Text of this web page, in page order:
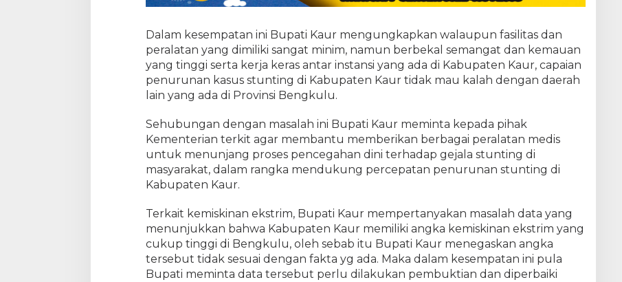
Dalam kesempatan ini Bupati Kaur mengungkapkan walaupun fasilitas dan
peralatan yang dimiliki sangat minim, namun berbekal semangat dan kemauan
yang tinggi serta kerja keras antar instansi yang ada di Kabupaten Kaur, capaian
penurunan kasus stunting di Kabupaten Kaur tidak mau kalah dengan daerah
lain yang ada di Provinsi Bengkulu.
Sehubungan dengan masalah ini Bupati Kaur meminta kepada pihak
Kementerian terkit agar membantu memberikan berbagai peralatan medis
untuk menunjang proses pencegahan dini terhadap gejala stunting di
masyarakat, dalam rangka mendukung percepatan penurunan stunting di
Kabupaten Kaur.
Terkait kemiskinan ekstrim, Bupati Kaur mempertanyakan masalah data yang
menunjukkan bahwa Kabupaten Kaur memiliki angka kemiskinan ekstrim yang
cukup tinggi di Bengkulu, oleh sebab itu Bupati Kaur menegaskan angka
tersebut tidak sesuai dengan fakta yg ada. Maka dalam kesempatan ini pula
Bupati meminta data tersebut perlu dilakukan pembuktian dan diperbaiki